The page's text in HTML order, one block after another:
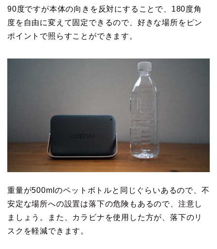
90度ですが本体の向きを反対にすることで、180度角
度を自由に変えて固定できるので、好きな場所をピン
ポイントで照らすことができます。
重量が500mlのペットボトルと同じぐらいあるので、不
安定な場所への設置は落下の危険もあるので、注意し
ましょう。また、カラビナを使用した方が、落下のリ
スクを軽減できます。